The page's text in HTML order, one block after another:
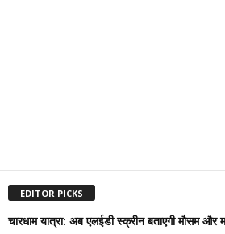
EDITOR PICKS
चारधाम यात्रा: अब एलईडी स्क्रीन बताएगी मौसम और